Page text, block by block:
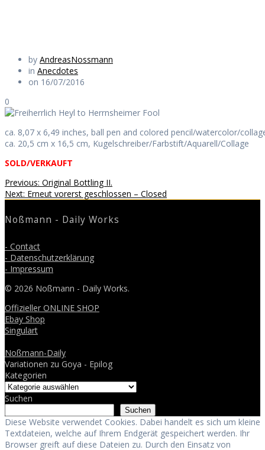
by AndreasNossmann
in Anecdotes
on 16/07/2016
0
ca. 8,07 x 6,49 inches, ball pen and colored pencil/watercolor/
ca. 20,5 cm x 16,5 cm, Kugelschreiber/Farbstift/Aquarell/Collage
SOLD/VERKAUFT
Beitragsnavigation
Previous: Previous
post:
Original Bottling II.
Next: Next
Erneut vorerst geschlossen – Closed
Noßmann - Daily Works
- Contact
- Datenschutzerklärung
- Impressum
© 2026 Noßmann - Daily Works.
Offizieller ONLINE SHOP
Ebay Shop
Singulart
Noßmann-Daily
Variationen zu Goya - Epilog
Kategorien
Suchen
Suchen
Diese Website verwendet Cookies. Dabei handelt es sich um kleine
Textdateien, welche auf Ihrem Endgerät gespeichert werden. Ihr
Browser greift auf diese Dateien zu. Durch den Einsatz von